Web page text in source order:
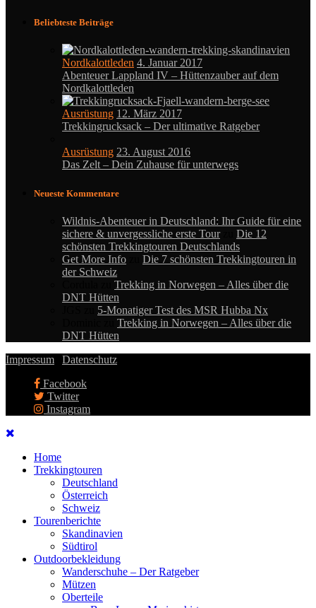
Beliebteste Beiträge
Nordkalottleden 4. Januar 2017
Abenteuer Lappland IV – Hüttenzauber auf dem
Nordkalottleden
Ausrüstung 12. März 2017
Trekkingrucksack – Der ultimative Ratgeber
Ausrüstung 23. August 2016
Das Zelt – Dein Zuhause für unterwegs
Neueste Kommentare
Wildnis-Abenteuer in Deutschland: Ihr Guide für eine
sichere & unvergessliche erste Tourzu Die 12
schönsten Trekkingtouren Deutschlands
Get More Info
Die 7 schönsten Trekkingtouren in
der Schweiz
Trekking in Norwegen – Alles über die
DNT Hütten
5-Monatiger Test des MSR Hubba Nx
Trekking in Norwegen – Alles über die
DNT Hütten
Impressum
Datenschutz
Facebook
Twitter
Instagram
Home
Trekkingtouren
Deutschland
Österreich
Schweiz
Tourenberichte
Skandinavien
Südtirol
Outdoorbekleidung
Wanderschuhe – Der Ratgeber
Mützen
Oberteile